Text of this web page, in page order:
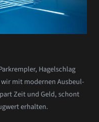
Hagelschlag
mit modernen Ausbeul-
Zeit und Geld, schont
erhalten.